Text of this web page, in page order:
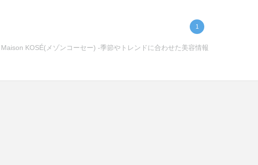
1
KOSÉ(メゾンコーセー) -季節やトレンドに合わせた美容情報